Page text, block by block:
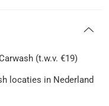
(t.w.v. €19)
locaties in Nederland